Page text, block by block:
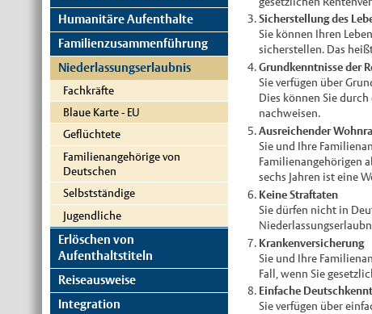
Humanitäre Aufenthalte
Familienzusammenführung
Niederlassungserlaubnis
Fachkräfte
Blaue Karte - EU
Geflüchtete
Familienangehörige von
Deutschen
Selbstständige
Jugendliche
Erlöschen von
Aufenthaltstiteln
Reiseausweise
Integration
Sicherstellung des
Sie können Ihren
sicherstellen. Das
Grundkenntnisse der
Sie verfügen über
Dies können Sie
nachweisen.
Ausreichender
Sie und Ihre
Familienangehörigen
sechs Jahren ist eine
Keine Straftaten
Sie dürfen nicht in
Krankenversicherung
Sie und Ihre
Fall, wenn Sie
Einfache
Sie verfügen über